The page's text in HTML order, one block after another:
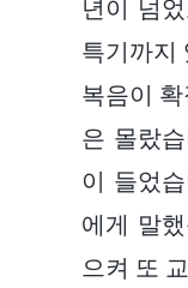
년이 넘
특기까지
복음이
은 몰랐
이 들었
에게 말
으켜 또